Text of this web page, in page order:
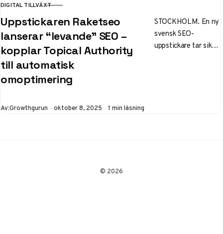
KATEGORI
DIGITAL TILLVÄXT
Uppstickaren Raketseo
lanserar “levande” SEO –
kopplar Topical Authority
till automatisk
omoptimering
STOCKHOLM. En ny
svensk SEO-
uppstickare tar sikte
Av:Growthgurun Publicerad
oktober 8, 2025 1 min läsning
© 2026